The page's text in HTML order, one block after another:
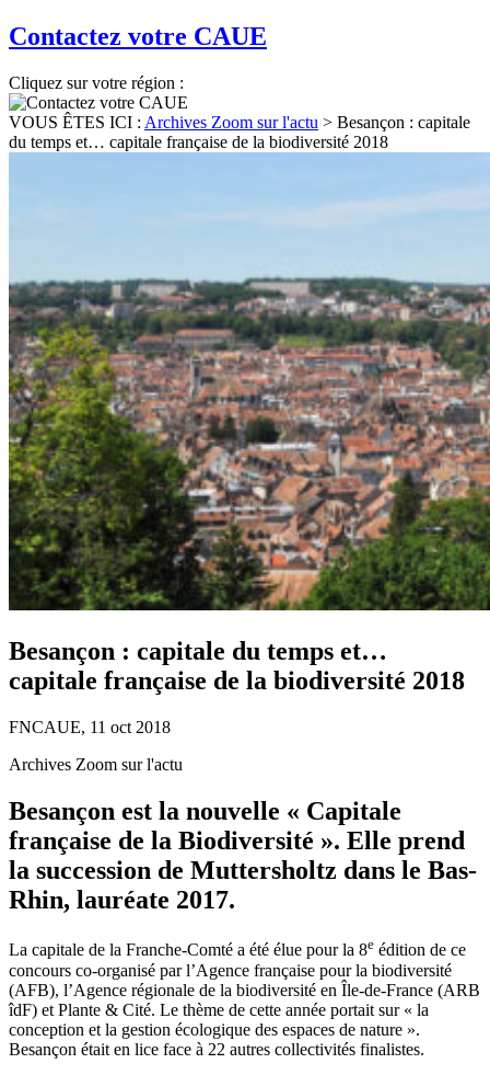
Contactez votre CAUE
Cliquez sur votre région :
VOUS ÊTES ICI : Archives Zoom sur l'actu > Besançon : capitale
du temps et… capitale française de la biodiversité 2018
Besançon : capitale du temps et…
capitale française de la biodiversité 2018
FNCAUE, 11 oct 2018
Archives Zoom sur l'actu
Besançon est la nouvelle « Capitale
française de la Biodiversité ». Elle prend
la succession de Muttersholtz dans le Bas-
Rhin, lauréate 2017.
La capitale de la Franche-Comté a été élue pour la 8e édition de ce
concours co-organisé par l’Agence française pour la biodiversité
(AFB), l’Agence régionale de la biodiversité en Île-de-France (ARB
îdF) et Plante & Cité. Le thème de cette année portait sur « la
conception et la gestion écologique des espaces de nature ».
Besançon était en lice face à 22 autres collectivités finalistes.